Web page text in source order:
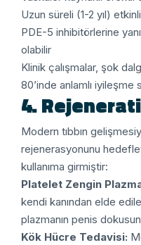
Uzun süreli (1-2 yıl)
PDE-5 inhibitörlerine
olabilir
Klinik çalışmalar, şok
80’inde anlamlı iyileşme
4.
Modern tıbbın
rejenerasyonunu
kullanıma girmiştir:
Platelet Zengin
kendi kanından elde
plazmanın penis
Kök Hücre Tedavisi: